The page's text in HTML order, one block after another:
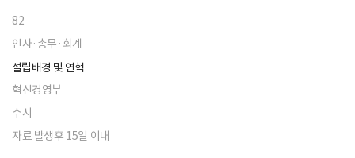
82
인사·총무·회계
설립배경 및 연혁
혁신경영부
수시
자료 발생후 15일 이내